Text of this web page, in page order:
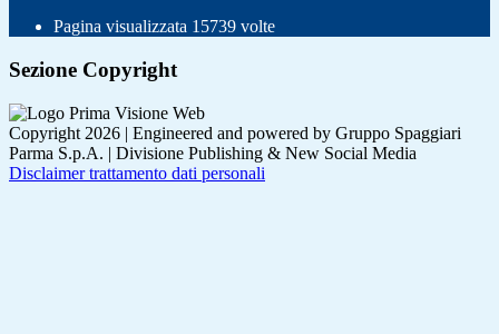
Pagina visualizzata 15739 volte
Sezione Copyright
Copyright 2026 | Engineered and powered by Gruppo Spaggiari
Parma S.p.A. | Divisione Publishing & New Social Media
Disclaimer trattamento dati personali